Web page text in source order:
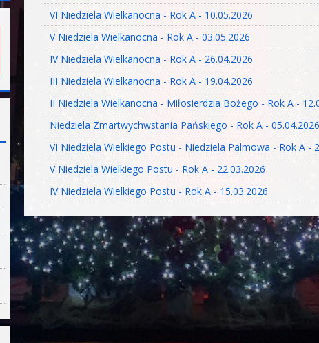
VI Niedziela Wielkanocna - Rok A - 10.05.2026
V Niedziela Wielkanocna - Rok A - 03.05.2026
IV Niedziela Wielkanocna - Rok A - 26.04.2026
III Niedziela Wielkanocna - Rok A - 19.04.2026
II Niedziela Wielkanocna - Miłosierdzia Bożego - Rok A -
Niedziela Zmartwychwstania Pańskiego - Rok A - 05.04.2026
VI Niedziela Wielkiego Postu - Niedziela Palmowa - Rok A -
V Niedziela Wielkiego Postu - Rok A - 22.03.2026
IV Niedziela Wielkiego Postu - Rok A - 15.03.2026